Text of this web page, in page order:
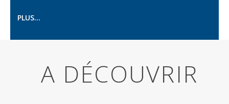
PLUS...
A DÉCOUVRIR